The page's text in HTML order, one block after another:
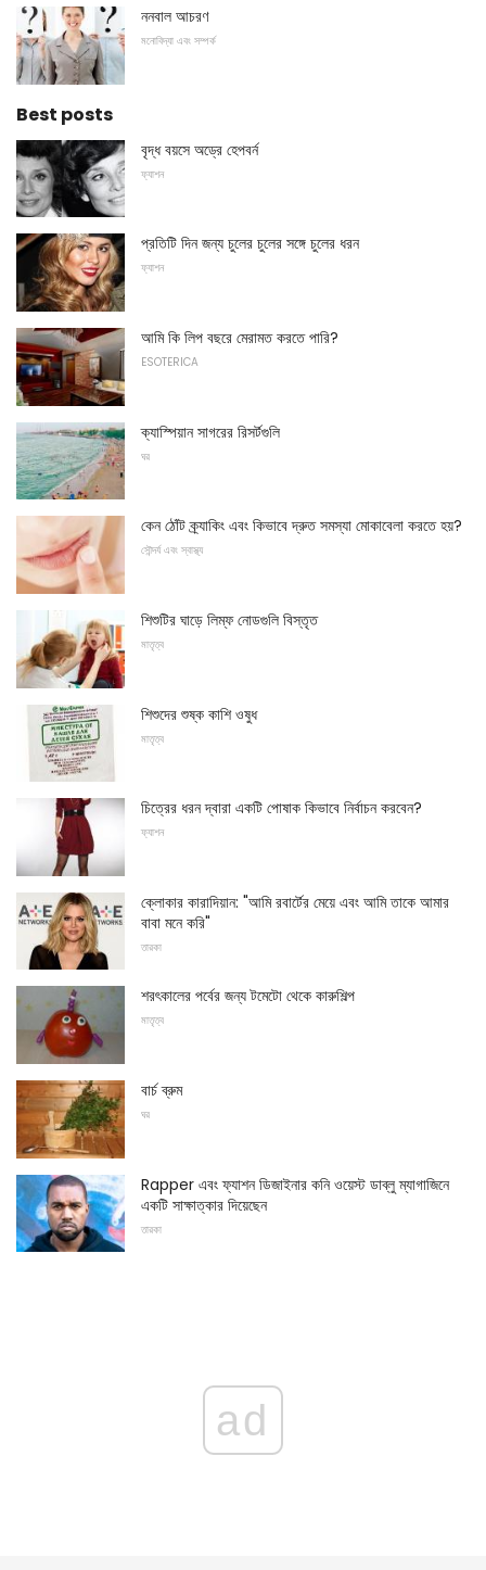
ননবাল আচরণ
মনোবিদ্যা এবং সম্পর্ক
Best posts
বৃদ্ধ বয়সে অড্রে হেপবর্ন
ফ্যাশন
প্রতিটি দিন জন্য চুলের চুলের সঙ্গে চুলের ধরন
ফ্যাশন
আমি কি লিপ বছরে মেরামত করতে পারি?
ESOTERICA
ক্যাস্পিয়ান সাগরের রিসর্টগুলি
ঘর
কেন ঠোঁট ক্র্যাকিং এবং কিভাবে দ্রুত সমস্যা মোকাবেলা করতে হয়?
সৌন্দর্য এবং স্বাস্থ্য
শিশুটির ঘাড়ে লিম্ফ নোডগুলি বিস্তৃত
মাতৃত্ব
শিশুদের শুষ্ক কাশি ওষুধ
মাতৃত্ব
চিত্রের ধরন দ্বারা একটি পোষাক কিভাবে নির্বাচন করবেন?
ফ্যাশন
ক্লোকার কারাদিয়ান: "আমি রবার্টের মেয়ে এবং আমি তাকে আমার
বাবা মনে করি"
তারকা
শরৎকালের পর্বের জন্য টমেটো থেকে কারুশিল্প
মাতৃত্ব
বার্চ ব্রুম
ঘর
Rapper এবং ফ্যাশন ডিজাইনার কনি ওয়েস্ট ডাব্লু ম্যাগাজিনে
একটি সাক্ষাত্কার দিয়েছেন
তারকা
ad